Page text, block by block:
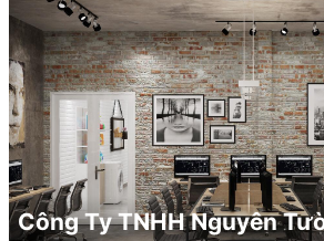
Công Ty TNHH Nguyên